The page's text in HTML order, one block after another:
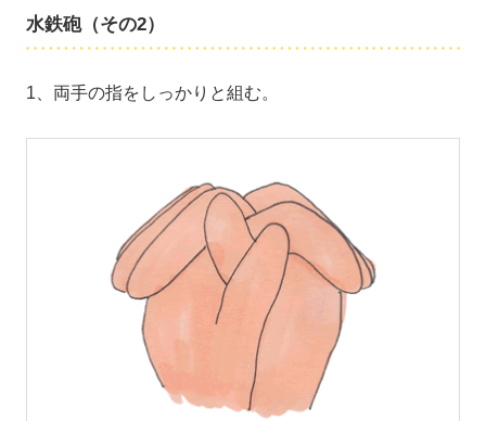
水鉄砲（その2）
1、両手の指をしっかりと組む。